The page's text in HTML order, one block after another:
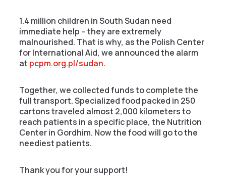
1.4 million children in South Sudan need
immediate help – they are extremely
malnourished. That is why, as the Polish Center
for International Aid, we announced the alarm
at pcpm.org.pl/sudan.
Together, we collected funds to complete the
full transport. Specialized food packed in 250
cartons traveled almost 2,000 kilometers to
reach patients in a specific place, the Nutrition
Center in Gordhim. Now the food will go to the
neediest patients.
Thank you for your support!